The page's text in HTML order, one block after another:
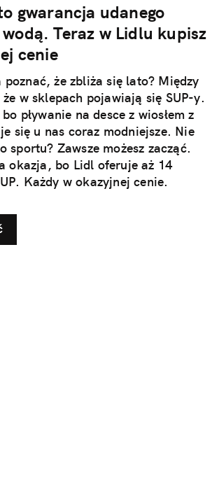
gwarancja udanego
Teraz w Lidlu kupisz
cenie
poznać, że zbliża się lato? Między
w sklepach pojawiają się SUP-y.
pływanie na desce z wiosłem z
się u nas coraz modniejsze. Nie
sportu? Zawsze możesz zacząć.
okazja, bo Lidl oferuje aż 14
Każdy w okazyjnej cenie.